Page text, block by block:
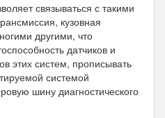
связываться с такими
кузовная
другими, что
датчиков и
этих систем, прописывать
системой
шину диагностического